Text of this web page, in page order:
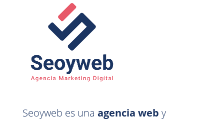
Seoyweb es una agencia web y